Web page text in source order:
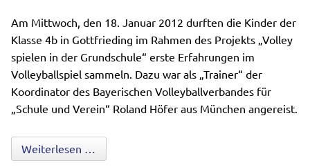
Am Mittwoch, den 18. Januar 2012 durften die Kinder der
Klasse 4b in Gottfrieding im Rahmen des Projekts „Volley
spielen in der Grundschule“ erste Erfahrungen im
Volleyballspiel sammeln. Dazu war als „Trainer“ der
Koordinator des Bayerischen Volleyballverbandes für
„Schule und Verein“ Roland Höfer aus München angereist.
Weiterlesen …